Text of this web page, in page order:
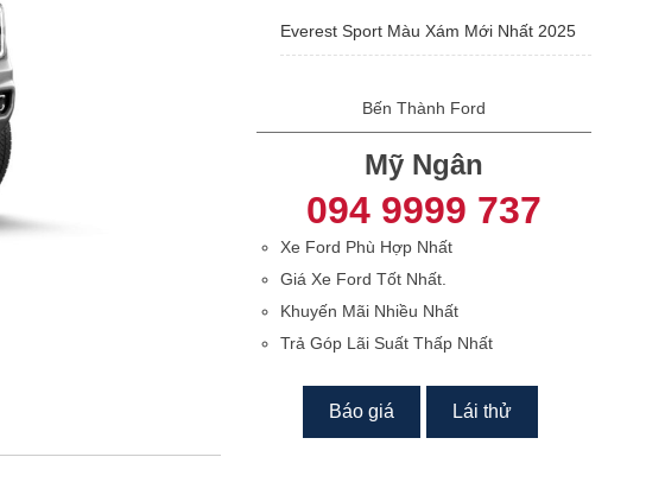
Everest Sport Màu Xám Mới Nhất 2025
Bến Thành Ford
Mỹ Ngân
094 9999 737
Xe Ford Phù Hợp Nhất
Giá Xe Ford Tốt Nhất.
Khuyến Mãi Nhiều Nhất
Trả Góp Lãi Suất Thấp Nhất
Báo giá Lái thử